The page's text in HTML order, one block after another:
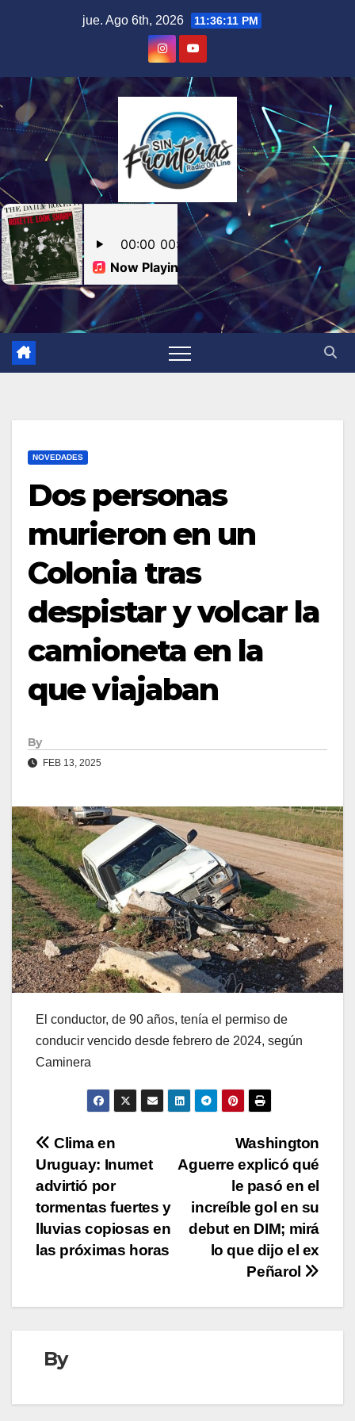
jue. Ago 6th, 2026 11:36:12 PM
NOVEDADES
Dos personas
murieron en un
Colonia tras
despistar y volcar la
camioneta en la
que viajaban
By
FEB 13, 2025
El conductor, de 90 años, tenía el permiso de
conducir vencido desde febrero de 2024, según
Caminera
Navegación
de
entradas
Washington
Aguerre explicó qué
le pasó en el
increíble gol en su
debut en DIM; mirá
lo que dijo el ex
Peñarol
Clima en
Uruguay: Inumet
advirtió por
tormentas fuertes y
lluvias copiosas en
las próximas horas
By